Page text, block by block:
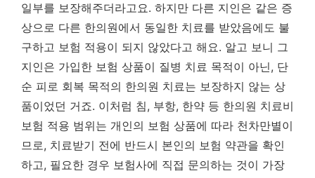
일부를 보장해주더라고요. 하지만 다른 지인은 같은 증
상으로 다른 한의원에서 동일한 치료를 받았음에도 불
구하고 보험 적용이 되지 않았다고 해요. 알고 보니 그
지인은 가입한 보험 상품이 질병 치료 목적이 아닌, 단
순 피로 회복 목적의 한의원 치료는 보장하지 않는 상
품이었던 거죠. 이처럼 침, 부항, 한약 등 한의원 치료비
보험 적용 범위는 개인의 보험 상품에 따라 천차만별이
므로, 치료받기 전에 반드시 본인의 보험 약관을 확인
하고, 필요한 경우 보험사에 직접 문의하는 것이 가장